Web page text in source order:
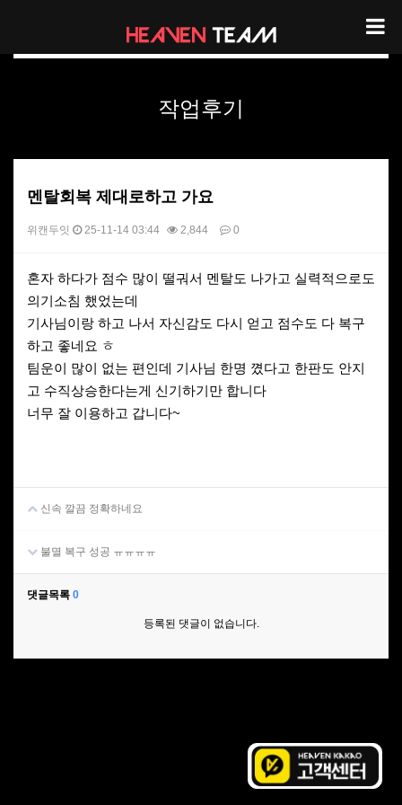
작업후기
멘탈회복 제대로하고 가요
위캔두잇 25-11-14 03:44 2,844 0
본문
혼자 하다가 점수 많이 떨궈서 멘탈도 나가고 실력적으로도
의기소침 했었는데
기사님이랑 하고 나서 자신감도 다시 얻고 점수도 다 복구
하고 좋네요 ㅎ
팀운이 많이 없는 편인데 기사님 한명 꼈다고 한판도 안지
고 수직상승한다는게 신기하기만 합니다
너무 잘 이용하고 갑니다~
신속 깔끔 정확하네요
불멸 복구 성공 ㅠㅠㅠㅠ
댓글목록 0
등록된 댓글이 없습니다.